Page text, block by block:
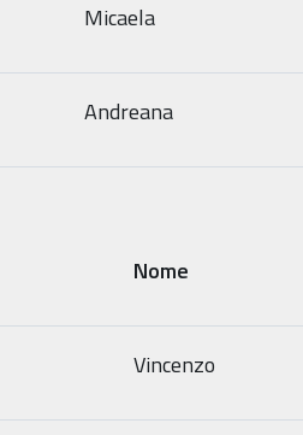
Micaela
Andreana
Nome
Vincenzo